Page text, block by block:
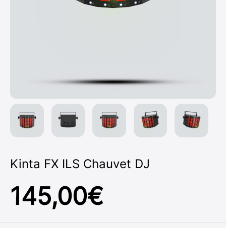
Kinta FX ILS Chauvet DJ
145,00€